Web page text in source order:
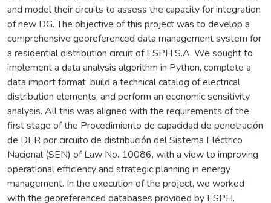
and model their circuits to assess the capacity for integration
of new DG. The objective of this project was to develop a
comprehensive georeferenced data management system for
a residential distribution circuit of ESPH S.A. We sought to
implement a data analysis algorithm in Python, complete a
data import format, build a technical catalog of electrical
distribution elements, and perform an economic sensitivity
analysis. All this was aligned with the requirements of the
first stage of the Procedimiento de capacidad de penetración
de DER por circuito de distribución del Sistema Eléctrico
Nacional (SEN) of Law No. 10086, with a view to improving
operational efficiency and strategic planning in energy
management. In the execution of the project, we worked
with the georeferenced databases provided by ESPH.